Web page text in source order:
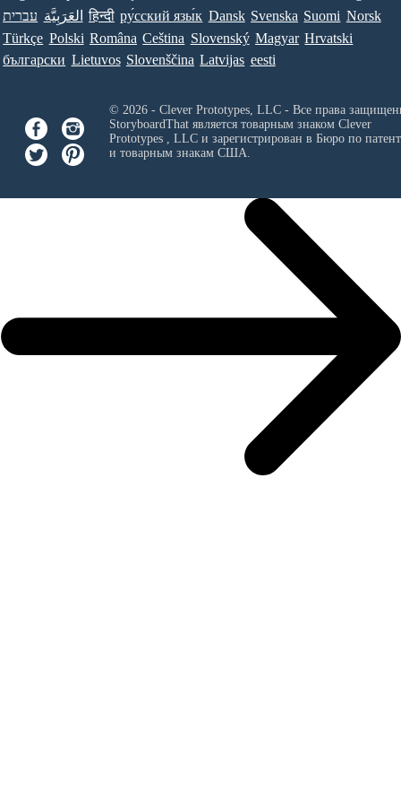
עברית العَرَبِيَّة हिन्दी ру́сский язы́к Dansk Svenska Suomi Norsk
Türkçe Polski Româna Ceština Slovenský Magyar Hrvatski
български Lietuvos Slovenščina Latvijas eesti
© 2026 - Clever Prototypes, LLC - Все права
StoryboardThat является товарным знаком Clever
Prototypes , LLCи зарегистрирован в Бюро по
и товарным знакам США.